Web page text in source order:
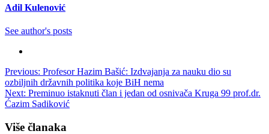
Adil Kulenović
See author's posts
Post
navigation
Previous: Profesor Hazim Bašić: Izdvajanja za nauku dio su
ozbiljnih državnih politika koje BiH nema
Next: Preminuo istaknuti član i jedan od osnivača Kruga 99 prof.dr.
Ćazim Sadiković
Više članaka